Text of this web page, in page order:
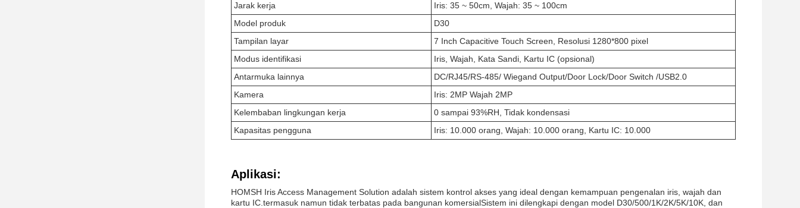
Jarak kerja
Iris: 35 ~ 50cm, Wajah: 35 ~ 100cm
Model produk
D30
Tampilan layar
7 Inch Capacitive Touch Screen, Resolusi 1280*800 pixel
Modus identifikasi
Iris, Wajah, Kata Sandi, Kartu IC (opsional)
Antarmuka lainnya
DC/RJ45/RS-485/ Wiegand Output/Door Lock/Door Switch /USB2.0
Kamera
Iris: 2MP Wajah 2MP
Kelembaban lingkungan kerja
0 sampai 93%RH, Tidak kondensasi
Kapasitas pengguna
Iris: 10.000 orang, Wajah: 10.000 orang, Kartu IC: 10.000
Aplikasi:
HOMSH Iris Access Management Solution adalah sistem kontrol akses yang ideal dengan kemampuan pengenalan iris, wajah dan
kartu IC.termasuk namun tidak terbatas pada bangunan komersialSistem ini dilengkapi dengan model D30/500/1K/2K/5K/10K, dan